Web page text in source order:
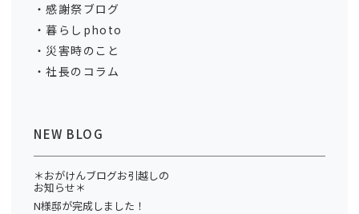
感謝祭ブログ
暮らしphoto
災害時のこと
社長のコラム
NEW BLOG
＊おがけんブログお引越しの
お知らせ＊
N様邸が完成しました！